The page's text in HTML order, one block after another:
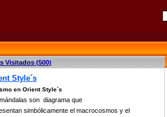
Visitados (500)
Style´s
en Orient Style´s
son diagrama que
simbólicamente el macrocosmos y el